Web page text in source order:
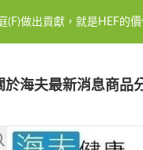
出貢獻，就是HEF的價
於海夫最新消息商品